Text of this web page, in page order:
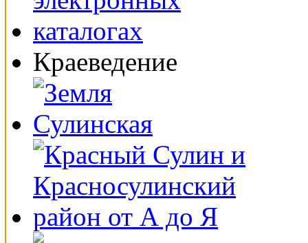
Краеведение